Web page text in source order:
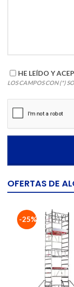
HE LEÍDO Y
LOS CAMPOS CON (*)
OFERTAS DE
-25%